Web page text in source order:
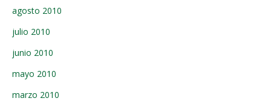
agosto 2010
julio 2010
junio 2010
mayo 2010
marzo 2010